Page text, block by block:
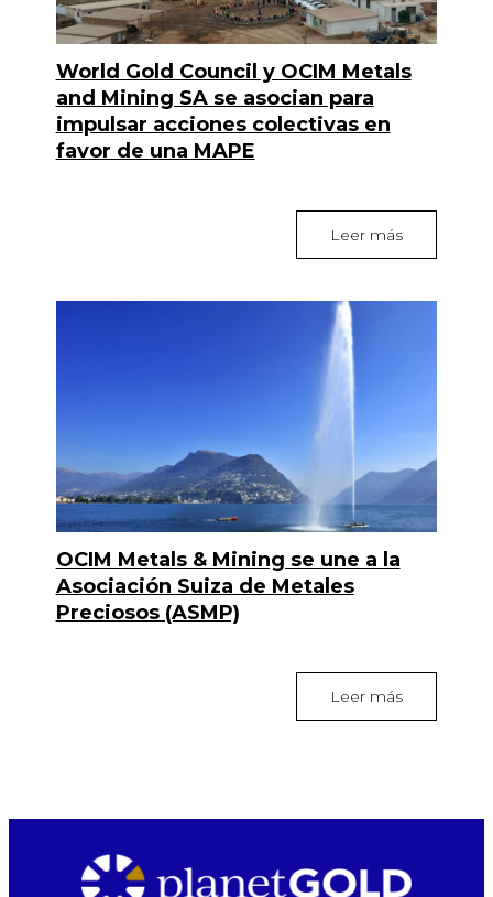
World Gold Council y OCIM Metals
and Mining SA se asocian para
impulsar acciones colectivas en
favor de una MAPE
Leer más
OCIM Metals & Mining se une a la
Asociación Suiza de Metales
Preciosos (ASMP)
Leer más